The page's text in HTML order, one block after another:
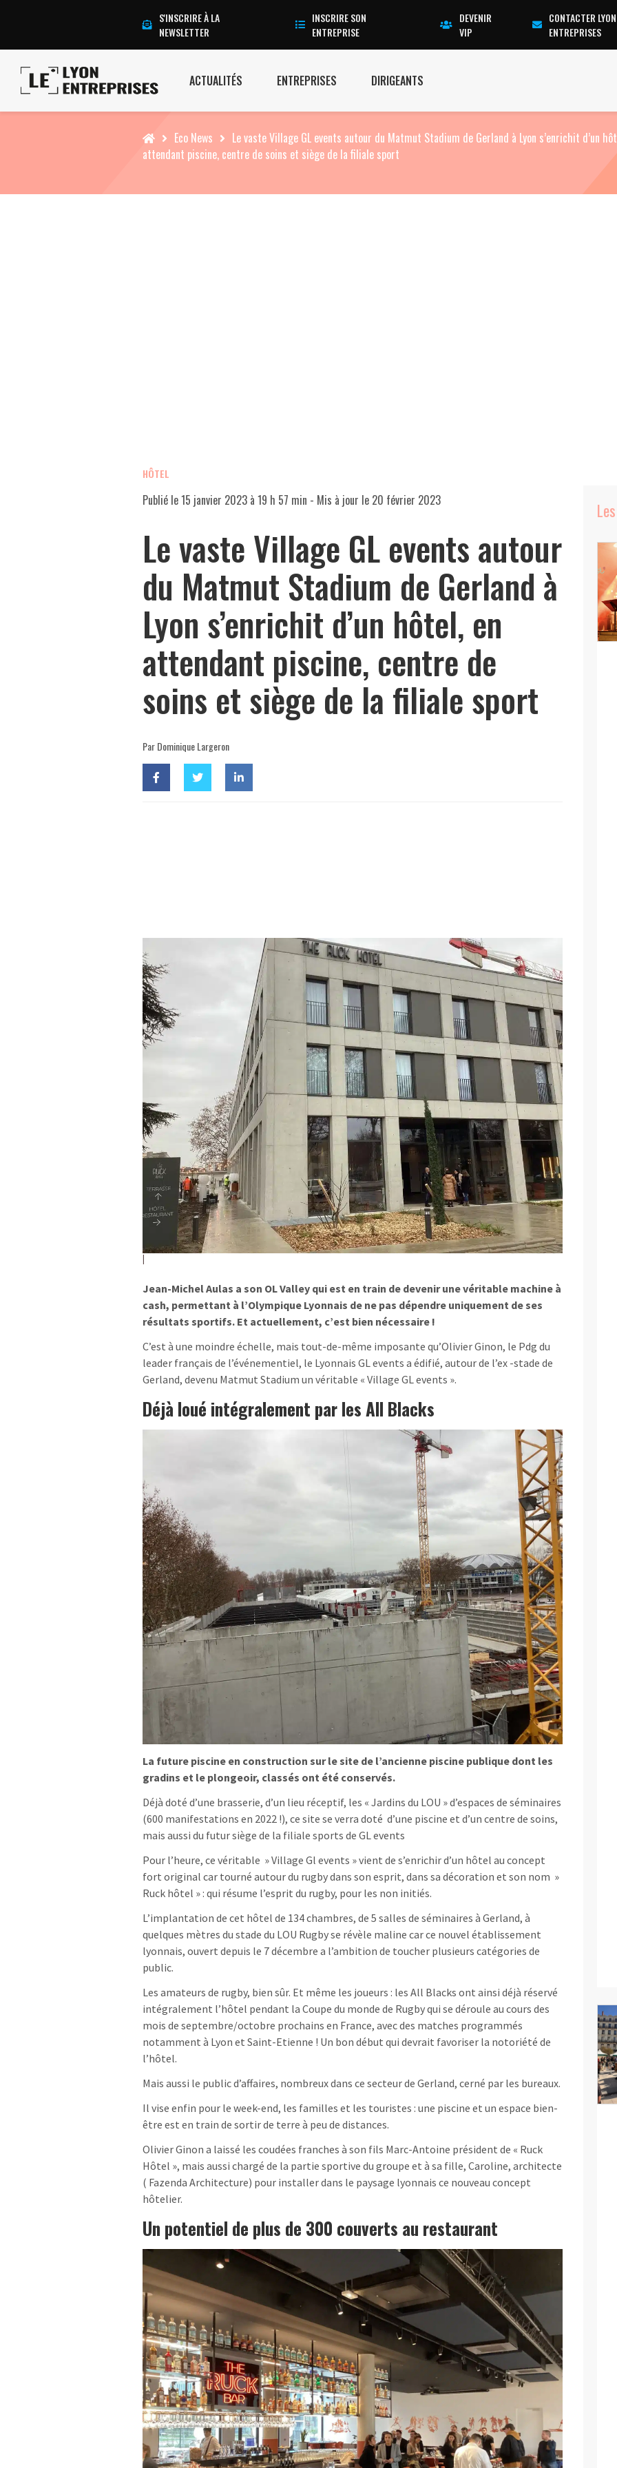
S'INSCRIRE À LA
NEWSLETTER
INSCRIRE SON
ENTREPRISE
DEVENIR
VIP
CONTACTER LYON
ENTREPRISES
ACTUALITÉS ENTREPRISES DIRIGEANTS
Accueil Eco News
Le vaste Village GL events autour du Matmut Stadium de Gerland à Lyon s’enrichit d’un
attendant piscine, centre de soins et siège de la filiale sport
HÔTEL
Publié le15 janvier 2023 à 19 h 57 min - Mis à jour le 20 février 2023
Le vaste Village GL events autour
du Matmut Stadium de Gerland à
Lyon s’enrichit d’un hôtel, en
attendant piscine, centre de
soins et siège de la filiale sport
Par Dominique Largeron
Jean-Michel Aulas a son OL Valley qui est en train de devenir une véritable machine à
cash, permettant à l’Olympique Lyonnais de ne pas dépendre uniquement de ses
résultats sportifs. Et actuellement, c’est bien nécessaire !
C’est à une moindre échelle, mais tout-de-même imposante qu’Olivier Ginon, le Pdg du
leader français de l’événementiel, le Lyonnais GL events a édifié, autour de l’ex -stade de
Gerland, devenu Matmut Stadium un véritable « Village GL events ».
Déjà loué intégralement par les All Blacks
La future piscine en construction sur le site de l’ancienne piscine publique dont les
gradins et le plongeoir, classés ont été conservés.
Déjà doté d’une brasserie, d’un lieu réceptif, les « Jardins du LOU » d’espaces de séminaires
(600 manifestations en 2022 !), ce site se verra doté d’une piscine et d’un centre de soins,
mais aussi du futur siège de la filiale sports de GL events
Pour l’heure, ce véritable » Village Gl events » vient de s’enrichir d’un hôtel au concept
fort original car tourné autour du rugby dans son esprit, dans sa décoration et son nom »
Ruck hôtel » : qui résume l’esprit du rugby, pour les non initiés.
L’implantation de cet hôtel de 134 chambres, de 5 salles de séminaires à Gerland, à
quelques mètres du stade du LOU Rugby se révèle maline car ce nouvel établissement
lyonnais, ouvert depuis le 7 décembre a l’ambition de toucher plusieurs catégories de
public.
Les amateurs de rugby, bien sûr. Et même les joueurs : les All Blacks ont ainsi déjà réservé
intégralement l’hôtel pendant la Coupe du monde de Rugby qui se déroule au cours des
mois de septembre/octobre prochains en France, avec des matches programmés
notamment à Lyon et Saint-Etienne ! Un bon début qui devrait favoriser la notoriété de
l’hôtel.
Mais aussi le public d’affaires, nombreux dans ce secteur de Gerland, cerné par les bureaux.
Il vise enfin pour le week-end, les familles et les touristes : une piscine et un espace bien-
être est en train de sortir de terre à peu de distances.
Olivier Ginon a laissé les coudées franches à son fils Marc-Antoine président de « Ruck
Hôtel », mais aussi chargé de la partie sportive du groupe et à sa fille, Caroline, architecte
( Fazenda Architecture) pour installer dans le paysage lyonnais ce nouveau concept
hôtelier.
Un potentiel de plus de 300 couverts au restaurant